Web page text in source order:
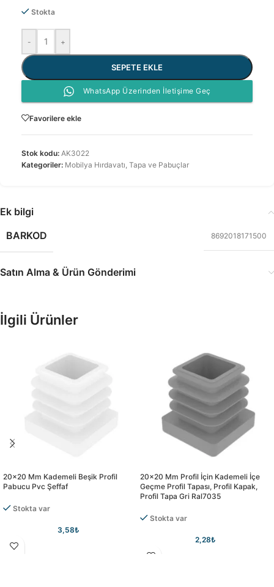
Stokta
- +
SEPETE EKLE
WhatsApp Üzerinden İletişime Geç
Favorilere ekle
Stok kodu: AK3022
Kategoriler: Mobilya Hırdavatı, Tapa ve Pabuçlar
Ek bilgi
BARKOD
8692018171500
Satın Alma & Ürün Gönderimi
İlgili Ürünler
20×20 Mm Kademeli Beşik Profil
Pabucu Pvc Şeffaf
Stokta var
3,58₺
20×20 Mm Profil İçin Kademeli İçe
Geçme Profil Tapası, Profil Kapak,
Profil Tapa Gri Ral7035
Stokta var
2,28₺